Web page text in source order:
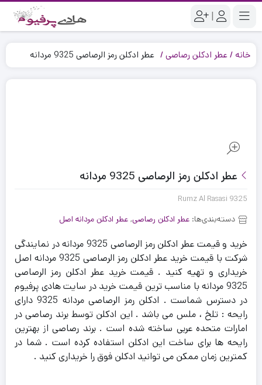
|
خانه عطر ادکلن رصاصی عطر ادکلن رمز الرصاصی 9325 مردانه
عطر ادکلن رمز الرصاصی 9325 مردانه
Rumz Al Rasasi 9325
دسته‌بندی‌ها: عطر ادکلن رصاصی, عطر ادکلن مردانه اصل
خرید و قیمت عطر ادکلن رمز الرصاصی 9325 مردانه در نمایندگی
شرکت با قیمت خرید عطر ادکلن رمز الرصاصی 9325 مردانه اصل
خریداری و تهیه کنید . قیمت خرید عطر ادکلن رمز الرصاصی
9325 مردانه با مناسب ترین قیمت خرید در سایت هادی پرفیوم
در دسترس شماست . ادکلن رمز الرصاصی مردانه 9325 دارای
رایحه : تلخ ، ملس می باشد . این ادکلن توسط برند رصاصی در
امارات متحده عربی ساخته شده است . برند رصاصی از بهترین
رایحه ها برای ساخت این ادکلن استفاده کرده است . شما در
کمترین زمان ممکن می توانید ادکلن فوق را خریداری کنید .